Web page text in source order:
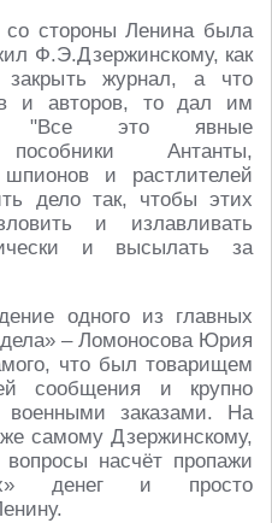
со стороны Ленина была
Ф.Э.Дзержинскому, как
журнал, а что
и авторов, то дал им
"Все это явные
пособники Антанты,
и растлителей
дело так, чтобы этих
и излавливать
и высылать за
одного из главных
дела» – Ломоносова Юрия
что был товарищем
сообщения и крупно
заказами. На
самому Дзержинскому,
вопросы насчёт пропажи
денег и просто